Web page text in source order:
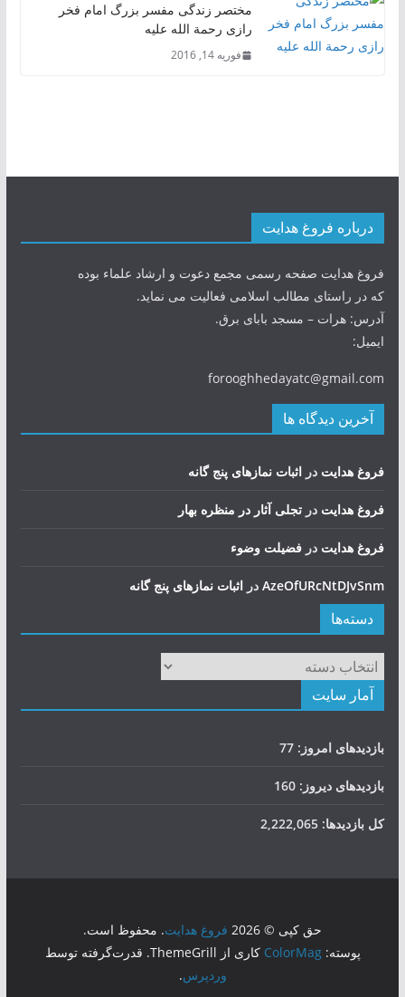
مختصر زندگی مفسر بزرگ امام فخر
رازی رحمة الله علیه
فوریه 14, 2016
درباره فروغ هدایت
فروغ هدایت صفحه رسمی مجمع دعوت و ارشاد علماء بوده
که در راستای مطالب اسلامی فعالیت می نماید.
آدرس: هرات – مسجد بابای برق.
ایمیل:
forooghhedayatc@gmail.com
آخرین دیدگاه ها
فروغ هدایت در اثبات نمازهای پنج گانه
فروغ هدایت در تجلی آثار در منظره بهار
فروغ هدایت در فضيلت وضوء
AzeOfURcNtDJvSnmدر اثبات نمازهای پنج گانه
دسته‌ها
دسته‌ها
آمار سایت
بازدیدهای امروز: 77
بازدیدهای دیروز: 160
کل بازدیدها: 2,222,065
حق کپی © 2026 فروغ هدایت. محفوظ است.
پوسته:ColorMag کاری از ThemeGrill. قدرت‌گرفته توسط
وردپرس.